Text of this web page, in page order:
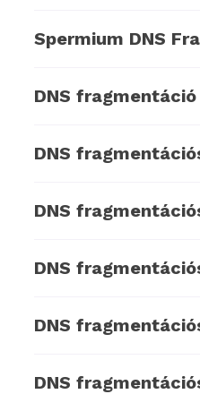
Spermium DNS
DNS
DNS
DNS
DNS
DNS
DNS